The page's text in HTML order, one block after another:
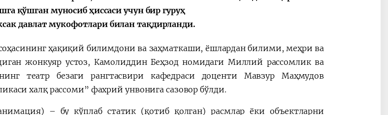
қўшган муносиб ҳиссаси учун бир гуруҳ
давлат мукофотлари билан тақдирланди.
ҳақиқий билимдони ва заҳматкаши, ёшлардан билими, меҳри ва
жонкуяр устоз, Камолиддин Беҳзод номидаги Миллий рассомлик ва
театр безаги рангтасвири кафедраси доценти Мавзур Маҳмудов
халқ рассоми” фахрий унвонига сазовор бўлди.
– бу кўплаб статик (қотиб қолган) расмлар ёки объектларни